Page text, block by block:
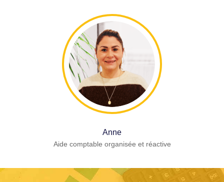
Anne
Aide comptable organisée et réactive